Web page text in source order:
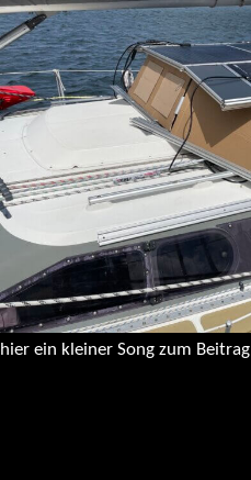
hier ein kleiner Song zum Beitrag